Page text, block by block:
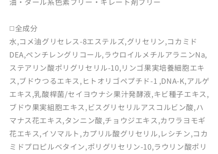
◻️全成分
水,コメ油グリセレス-8エステルズ,グリセリン,コカミド
DEA,ペンチレングリコール,ラウロイルメチルアラニンNa,
ステアリン酸ポリグリセリル-10,リンゴ果実培養細胞エキ
ス,ブドウつるエキス,ヒトオリゴペプチド-1 ,DNA-K,アルゲ
エキス,乳酸桿菌/セイヨウナシ果汁発酵液,キビ種子エキス,
ブドウ果実組胞エキス,ビスグリセリルアスコルビン酸,ハ
マナス花エキス,タンニン酸,チョウジエキス,カワラヨモギ
花エキス,イソマルト,カプリル酸グリセリル,レシチン,コカ
ミドプロピルベタイン,ポリグリセリン-10,ラウリン酸ポリ